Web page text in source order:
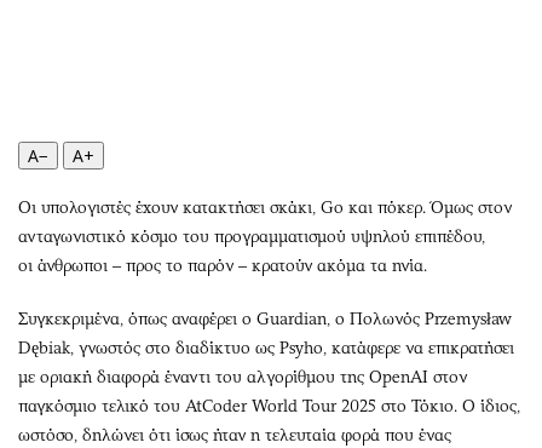
Πολιτισμός
Θέατρο-Χορός
Μουσική
Βιβλίο
Χειρόγραφα
Podcasts
Uncut
Προσωπικότητες στην ''Κ''
Επιστολές
A− A+
Οι υπολογιστές έχουν κατακτήσει σκάκι, Go και πόκερ. Όμως στον
ανταγωνιστικό κόσμο του προγραμματισμού υψηλού επιπέδου,
οι άνθρωποι – προς το παρόν – κρατούν ακόμα τα ηνία.
Συγκεκριμένα, όπως αναφέρει ο Guardian, ο Πολωνός Przemysław
Dębiak, γνωστός στο διαδίκτυο ως Psyho, κατάφερε να επικρατήσει
με οριακή διαφορά έναντι του αλγορίθμου της OpenAI στον
παγκόσμιο τελικό του AtCoder World Tour 2025 στο Τόκιο. Ο ίδιος,
ωστόσο, δηλώνει ότι ίσως ήταν η τελευταία φορά που ένας